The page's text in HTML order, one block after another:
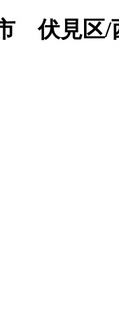
伏見区/